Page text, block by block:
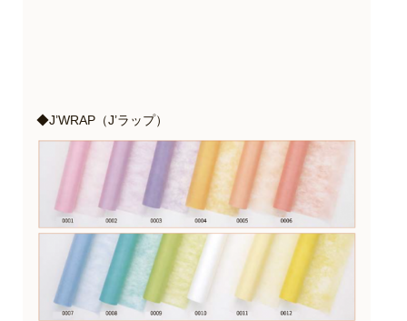
◆J’WRAP（J’ラップ）